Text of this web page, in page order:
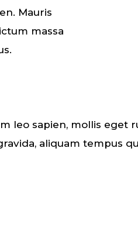
Mauris
massa
leo sapien, mollis eget
aliquam tempus